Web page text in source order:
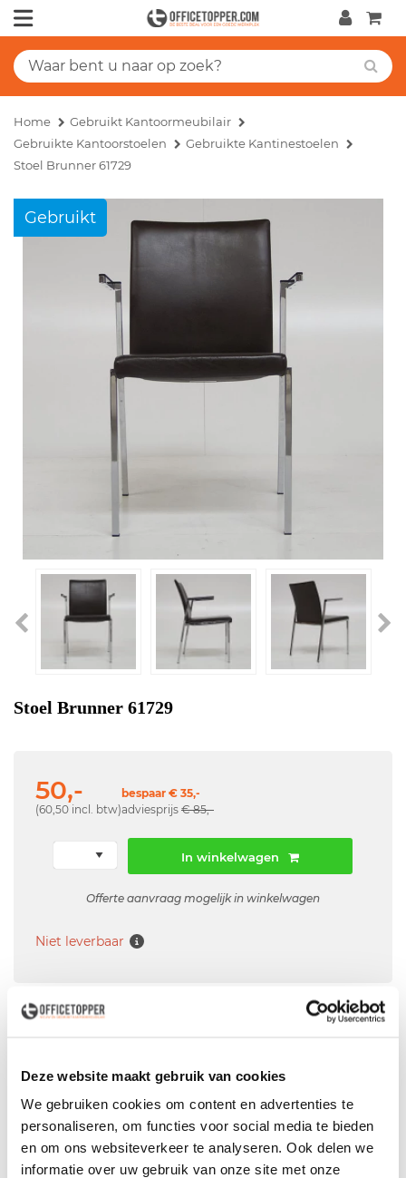
Deze website maakt gebruik van cookies
We gebruiken cookies om content en advertenties te
personaliseren, om functies voor social media te bieden
en om ons websiteverkeer te analyseren. Ook delen we
informatie over uw gebruik van onze site met onze
Home
Gebruikt Kantoormeubilair
Gebruikte Kantoorstoelen
Gebruikte Kantinestoelen
Stoel Brunner 61729
Gebruikt
Stoel Brunner 61729
50,-
(60,50 incl. btw)
bespaar € 35,-
adviesprijs € 85,-
In winkelwagen
Offerte aanvraag mogelijk in winkelwagen
Niet leverbaar
Professionele
Bezorg- en Montageservice